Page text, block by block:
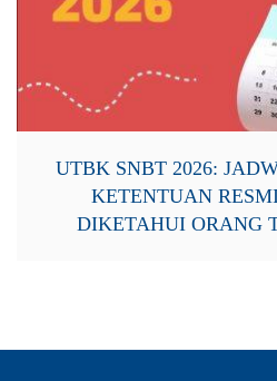
UTBK SNBT 2026:
KETENTUAN
DIKETAHUI ORANG